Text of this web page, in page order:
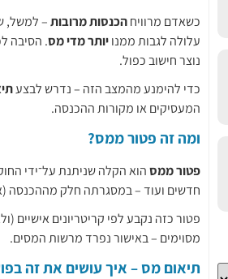
כשאדם מרוויחהכנסות מרובות– למשל,
עלולה לגבות ממנויותר מדי מס. הסיבה
נוצר חישוב כפול.
כדי להימנע מהמצב הזה – נדרש לבצע
המעסיקים או מקורות ההכנסה.
ומה זה פטור ממס?
פטור ממסהוא הקלה שניתנת על־ידי
חדשים ועוד – במסגרתה חלק מההכנסה
מסוימים – באישור נפרד מרשות המסים.
תיאום מס – איך עושים את זה